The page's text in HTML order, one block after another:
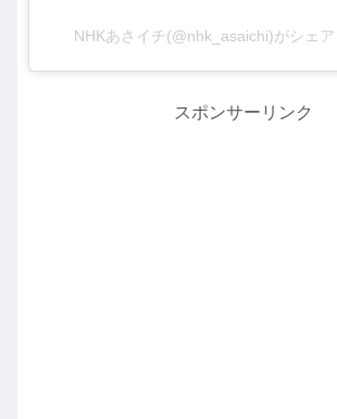
NHKあさイチ(@nhk_asaichi)がシェ
スポンサーリンク